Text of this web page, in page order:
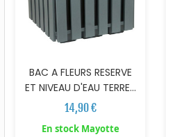
BAC A FLEURS RESERVE
ET NIVEAU D'EAU TERRE...
14,90 €
En stock Mayotte